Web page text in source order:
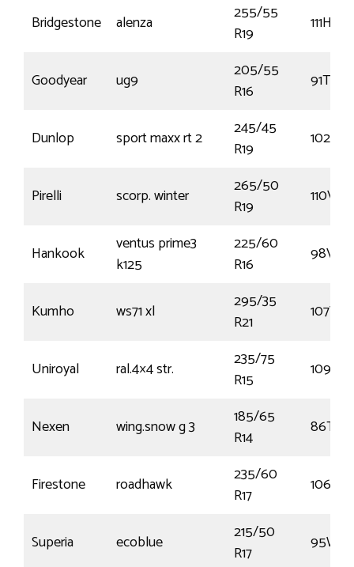
Bridgestone alenza
255/55
R19
111H
Goodyear ug9
205/55
R16
91T
Dunlop sport maxx rt 2
245/45
R19
102Y
Pirelli scorp. winter
265/50
R19
110V
Hankook
ventus prime3
k125
225/60
R16
98V
Kumho ws71 xl
295/35
R21
107V
Uniroyal ral.4×4 str.
235/75
R15
109T
Nexen wing.snow g 3
185/65
R14
86T
Firestone roadhawk
235/60
R17
106V
Superia ecoblue
215/50
R17
95W